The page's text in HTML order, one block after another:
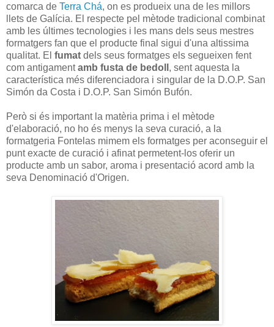
comarca de Terra Chá, on es produeix una de les millors
llets de Galícia. El respecte pel mètode tradicional combinat
amb les últimes tecnologies i les mans dels seus mestres
formatgers fan que el producte final sigui d'una altissima
qualitat. El fumat dels seus formatges els segueixen fent
com antigamentamb fusta de bedoll , sent aquesta la
característica més diferenciadora i singular de la D.O.P. San
Simón da Costa i D.O.P. San Simón Bufón.
Però si és important la matèria prima i el mètode
d'elaboració, no ho és menys la seva curació, a la
formatgeria Fontelas mimem els formatges per aconseguir el
punt exacte de curació i afinat permetent-los oferir un
producte amb un sabor, aroma i presentació acord amb la
seva Denominació d'Origen.